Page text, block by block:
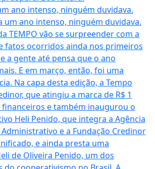
ano intenso, ninguém duvidava.